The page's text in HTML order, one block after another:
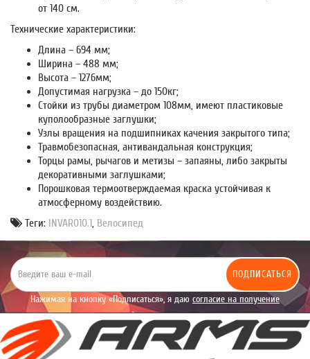
от 140 см.
Технические характеристики:
Длина – 694 мм;
Ширина – 488 мм;
Высота – 1276мм;
Допустимая нагрузка – до 150кг;
Стойки из трубы диаметром 108мм, имеют пластиковые
куполообразные заглушки;
Узлы вращения на подшипниках качения закрытого типа;
Травмобезопасная, антивандальная конструкция;
Торцы рамы, рычагов и метизы – запаяны, либо закрыты
декоративными заглушками;
Порошковая термоотверждаемая краска устойчивая к
атмосферному воздействию.
Теги: INVAR010.1, Велосипед
ПОДПИСАТЬСЯ
Нажимая на кнопку «Подписаться», я даю согласие на получение
уведомлений рекламного характера.